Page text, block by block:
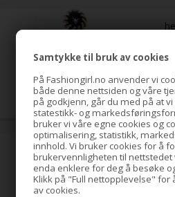
Samtykke til bruk av cookies
På Fashiongirl.no anvender vi
både denne nettsiden og våre
på godkjenn, går du med på at
statestikk- og
bruker vi våre egne cookies og
optimalisering, statistikk,
innhold. Vi bruker cookies for å
brukervennligheten til
enda enklere for deg å besøke
Klikk på "Full nettopplevelse" for
av cookies.